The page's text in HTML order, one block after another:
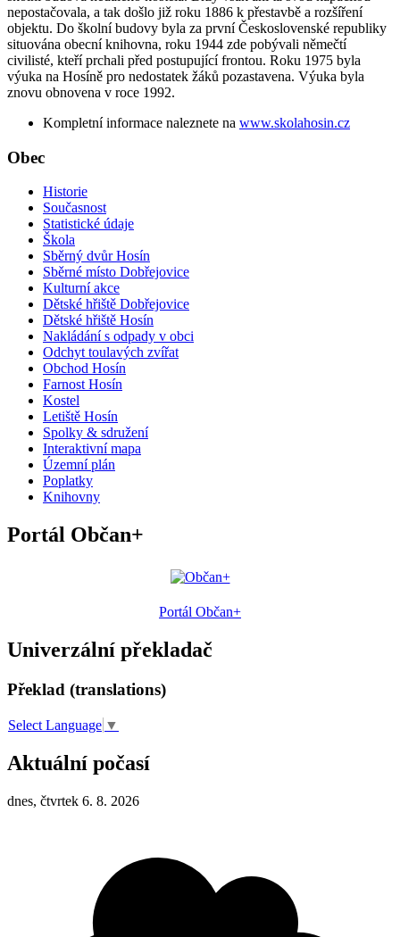
nepostačovala, a tak došlo již roku 1886 k přestavbě a rozšíření
objektu. Do školní budovy byla za první Československé republiky
situována obecní knihovna, roku 1944 zde pobývali němečtí
civilisté, kteří prchali před postupující frontou. Roku 1975 byla
výuka na Hosíně pro nedostatek žáků pozastavena. Výuka byla
znovu obnovena v roce 1992.
Kompletní informace naleznete na www.skolahosin.cz
Obec
Historie
Současnost
Statistické údaje
Škola
Sběrný dvůr Hosín
Sběrné místo Dobřejovice
Kulturní akce
Dětské hřiště Dobřejovice
Dětské hřiště Hosín
Nakládání s odpady v obci
Odchyt toulavých zvířat
Obchod Hosín
Farnost Hosín
Kostel
Letiště Hosín
Spolky & sdružení
Interaktivní mapa
Územní plán
Poplatky
Knihovny
Portál Občan+
Portál Občan+
Univerzální překladač
Překlad (translations)
Select Language ▼
Aktuální počasí
dnes, čtvrtek 6. 8. 2026